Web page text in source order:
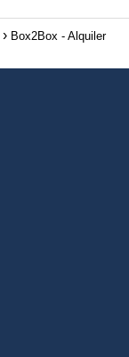
Box2Box - Alquiler